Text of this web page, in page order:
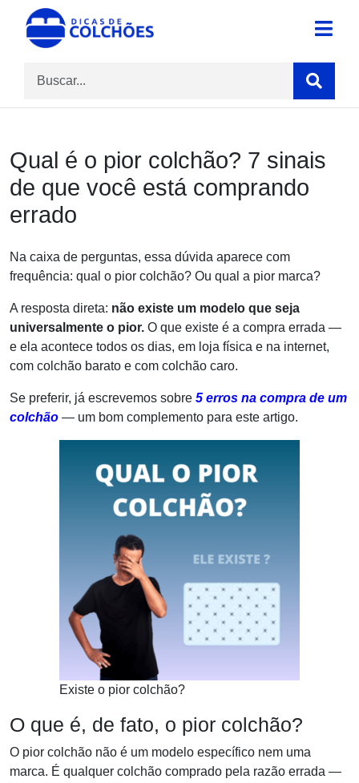
content
Dicas de Colchões
Site para Dicas de Colchões e reviews
Qual é o pior colchão? 7 sinais
de que você está comprando
errado
Na caixa de perguntas, essa dúvida aparece com
frequência: qual o pior colchão? Ou qual a pior marca?
A resposta direta: não existe um modelo que seja
universalmente o pior. O que existe é a compra errada —
e ela acontece todos os dias, em loja física e na internet,
com colchão barato e com colchão caro.
Se preferir, já escrevemos sobre 5 erros na compra de um
colchão — um bom complemento para este artigo.
Existe o pior colchão?
O que é, de fato, o pior colchão?
O pior colchão não é um modelo específico nem uma
marca. É qualquer colchão comprado pela razão errada —